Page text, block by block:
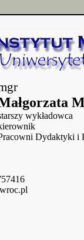
wykładowca
Dydaktyki i